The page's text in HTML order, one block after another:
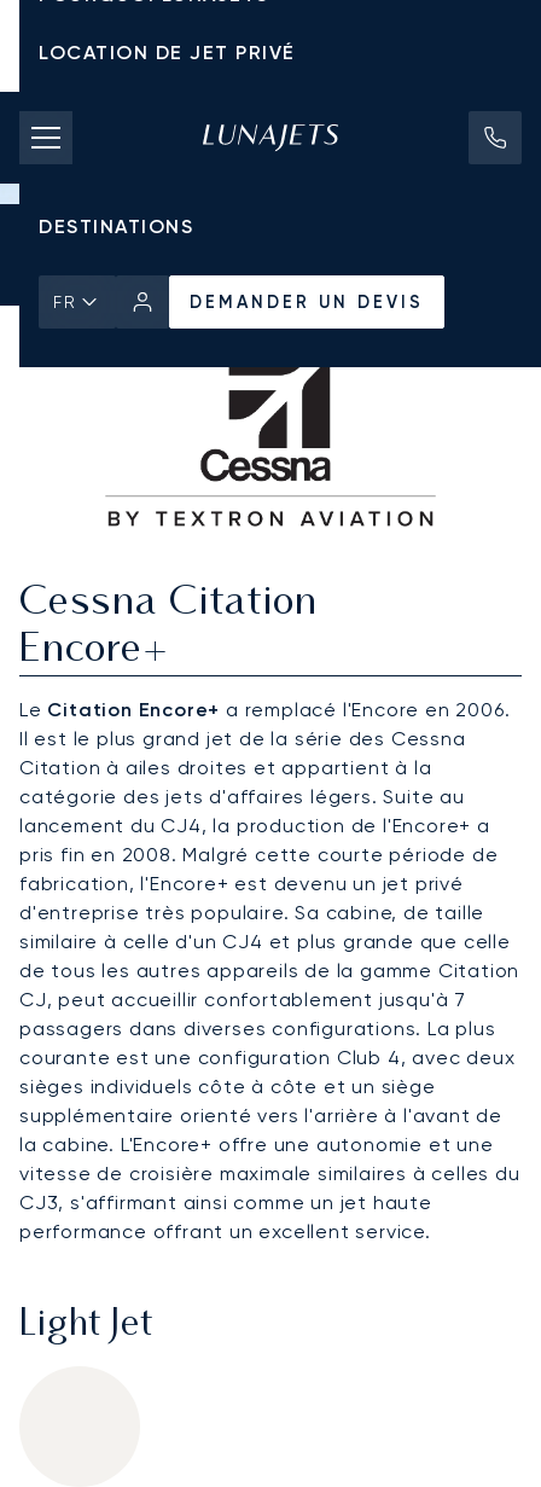
LOCATION DE JET PRIVÉ
TARIFS D'AFFRÈTEMENT
JETS PRIVÉS
DESTINATIONS
FR DEMANDER UN DEVIS
Cessna Citation
Encore+
Le Citation Encore+ a remplacé l'Encore en 2006.
Il est le plus grand jet de la série des Cessna
Citation à ailes droites et appartient à la
catégorie des jets d'affaires légers. Suite au
lancement du CJ4, la production de l'Encore+ a
pris fin en 2008. Malgré cette courte période de
fabrication, l'Encore+ est devenu un jet privé
d'entreprise très populaire. Sa cabine, de taille
similaire à celle d'un CJ4 et plus grande que celle
de tous les autres appareils de la gamme Citation
CJ, peut accueillir confortablement jusqu'à 7
passagers dans diverses configurations. La plus
courante est une configuration Club 4, avec deux
sièges individuels côte à côte et un siège
supplémentaire orienté vers l'arrière à l'avant de
la cabine. L'Encore+ offre une autonomie et une
vitesse de croisière maximale similaires à celles du
CJ3, s'affirmant ainsi comme un jet haute
performance offrant un excellent service.
Light Jet